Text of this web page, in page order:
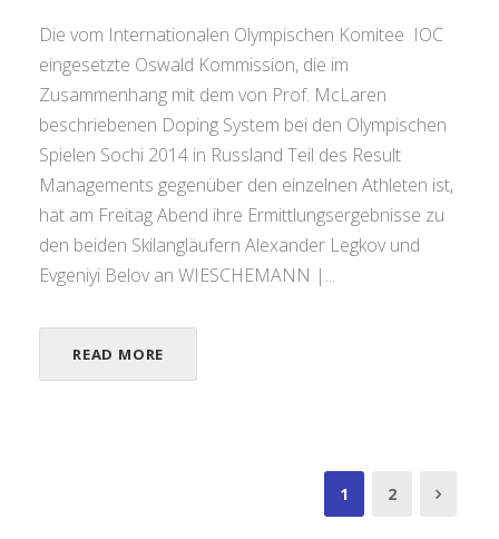
Die vom Internationalen Olympischen Komitee IOC
eingesetzte Oswald Kommission, die im
Zusammenhang mit dem von Prof. McLaren
beschriebenen Doping System bei den Olympischen
Spielen Sochi 2014 in Russland Teil des Result
Managements gegenüber den einzelnen Athleten ist,
hat am Freitag Abend ihre Ermittlungsergebnisse zu
den beiden Skilangläufern Alexander Legkov und
Evgeniyi Belov an WIESCHEMANN |...
READ MORE
1 2